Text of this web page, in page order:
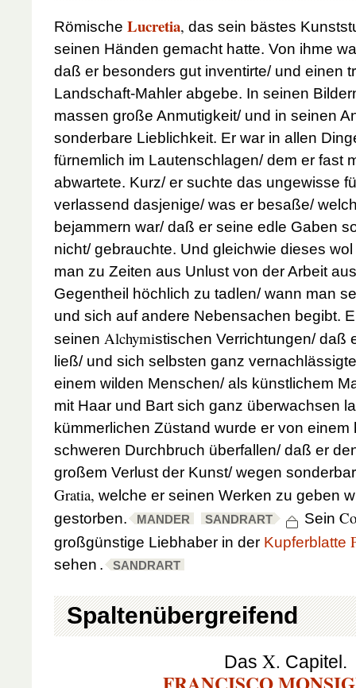
Römische Lucretia, das sein bästes
seinen Händen gemacht hatte. Von ihme
daß er besonders gut inventirte/ und einen
Landschaft-Mahler abgebe. In seinen
massen große Anmutigkeit/ und in seinen
sonderbare Lieblichkeit. Er war in allen
fürnemlich im Lautenschlagen/ dem er fast
abwartete. Kurz/ er suchte das ungewisse
verlassend dasjenige/ was er besaße/
bejammern war/ daß er seine edle Gaben
nicht/ gebrauchte. Und gleichwie dieses
man zu Zeiten aus Unlust von der Arbeit
Gegentheil höchlich zu tadlen/ wann man
und sich auf andere Nebensachen begibt.
seinen Alchymistischen Verrichtungen/ daß
ließ/ und sich selbsten ganz
einem wilden Menschen/ als künstlichem
mit Haar und Bart sich ganz überwachsen
kümmerlichen Züstand wurde er von einem
schweren Durchbruch überfallen/ daß er
großem Verlust der Kunst/ wegen
Gratia, welche er seinen Werken zu geben
gestorben.
MANDER SANDRART Sein
großgünstige Liebhaber in der Kupferblatte
sehen . SANDRART
Spaltenübergreifend
Das X. Capitel.